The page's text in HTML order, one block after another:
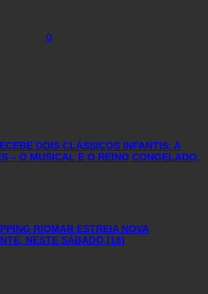
0
DOIS CLÁSSICOS INFANTIS: A
– O MUSICAL E O REINO CONGELADO,
RIOMAR ESTREIA NOVA
NESTE SÁBADO (18)